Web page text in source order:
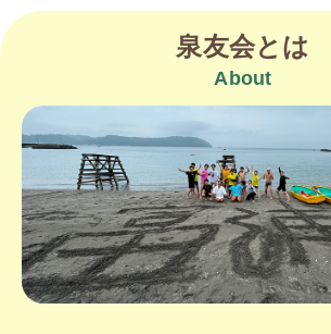
泉友会とは
About